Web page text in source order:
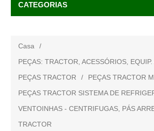
CATEGORIAS
Casa
/
PEÇAS: TRACTOR, ACESSÓRIOS,
PEÇAS TRACTOR
/ PEÇAS TRACTOR
PEÇAS TRACTOR SISTEMA DE
VENTOINHAS - CENTRIFUGAS, PÁS
TRACTOR